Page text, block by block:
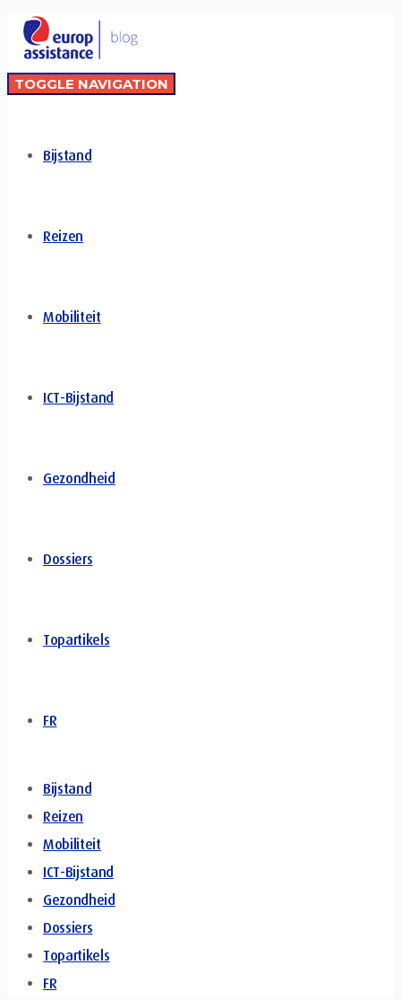
TOGGLE NAVIGATION
Bijstand
Reizen
Mobiliteit
ICT-Bijstand
Gezondheid
Dossiers
Topartikels
FR
Bijstand
Reizen
Mobiliteit
ICT-Bijstand
Gezondheid
Dossiers
Topartikels
FR